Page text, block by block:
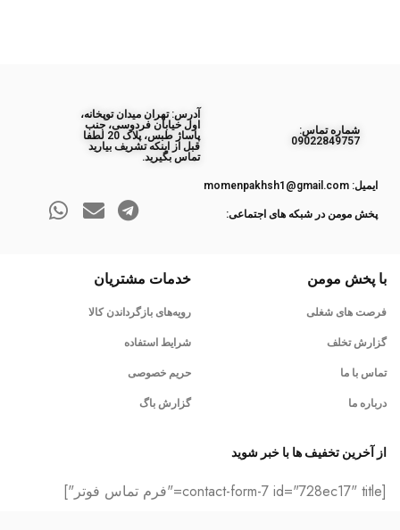
ﺷﻤﺎره ﺗﻤﺎس:
09022849757
آدرس: تهران میدان توپخانه،
اول خیابان فردوسی، جنب
پاساژ طبس، پلاک 20 لطفا
قبل از اینکه تشریف بیارید
تماس بگیرید.
ایمیل: momenpakhsh1@gmail.com
پخش مومن در شبکه های اجتماعی:
با پخش مومن
فرصت های شغلی
گزارش تخلف
تماس با ما
درباره ما
خدمات مشتریان
رویه‌های بازگرداندن کالا
شرایط استفاده
حریم خصوصی
گزارش باگ
از آخرین تخفیف ها با خبر شوید
[contact-form-7 id="728ec17" title="فرم تماس فوتر"]